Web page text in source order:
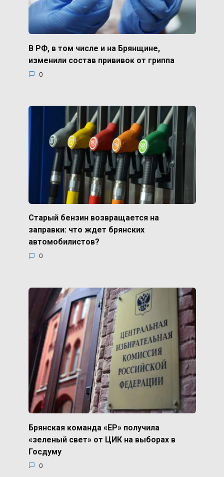
В РФ, в том числе и на Брянщине,
изменили состав прививок от гриппа
0
Старый бензин возвращается на
заправки: что ждет брянских
автомобилистов?
0
Брянская команда «ЕР» получила
«зеленый свет» от ЦИК на выборах в
Госдуму
0